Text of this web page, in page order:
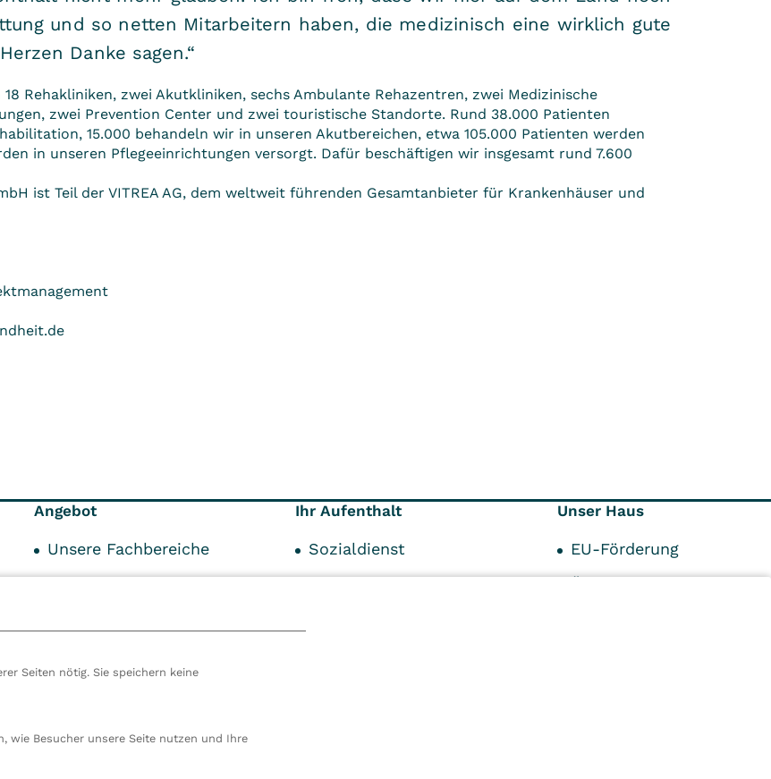
und so netten Mitarbeitern haben, die medizinisch eine wirklich gute
Danke sagen.“
Rehakliniken, zwei Akutkliniken, sechs Ambulante Rehazentren, zwei Medizinische
zwei Prevention Center und zwei touristische Standorte. Rund 38.000 Patienten
15.000 behandeln wir in unseren Akutbereichen, etwa 105.000 Patienten werden
in unseren Pflegeeinrichtungen versorgt. Dafür beschäftigen wir insgesamt rund 7.600
ist Teil der VITREA AG, dem weltweit führenden Gesamtanbieter für Krankenhäuser und
Angebot
Unsere Fachbereiche
Ihr Aufenthalt
Sozialdienst
Unser Haus
EU-Förderung
80 stationäre und ambulante Einrichtungen in
Seiten nötig. Sie speichern keine
wie Besucher unsere Seite nutzen und Ihre